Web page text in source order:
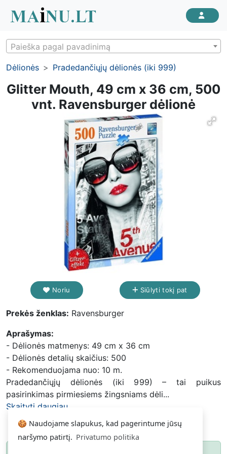
🍪 Naudojame slapukus, kad pagerintume jūsų
naršymo patirtį. Privatumo politika
Paieška pagal pavadinimą
Dėlionės Pradedančiųjų dėlionės (iki 999)
Glitter Mouth, 49 cm x 36 cm, 500
vnt. Ravensburger dėlionė
Noriu Siūlyti tokį pat
Prekės ženklas: Ravensburger
Aprašymas:
- Dėlionės matmenys: 49 cm x 36 cm
- Dėlionės detalių skaičius: 500
- Rekomenduojama nuo: 10 m.
Pradedančiųjų dėlionės (iki 999) – tai puikus
pasirinkimas pirmiesiems žingsniams dėli...
Skaityti daugiau...